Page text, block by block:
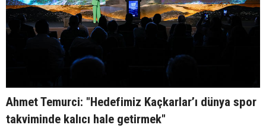
Ahmet Temurci: "Hedefimiz Kaçkarlar’ı dünya spor
takviminde kalıcı hale getirmek"